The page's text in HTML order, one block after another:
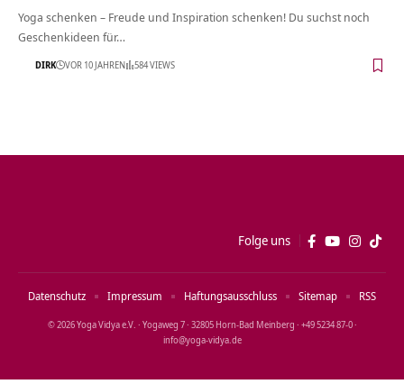
Yoga schenken – Freude und Inspiration schenken! Du suchst noch
Geschenkideen für…
DIRK VOR 10 JAHREN 584 VIEWS
Folge uns
© 2026 Yoga Vidya e.V. · Yogaweg 7 · 32805 Horn‑Bad Meinberg · +49 5234 87‑0 ·
info@yoga‑vidya.de
Datenschutz Impressum Haftungsausschluss Sitemap RSS